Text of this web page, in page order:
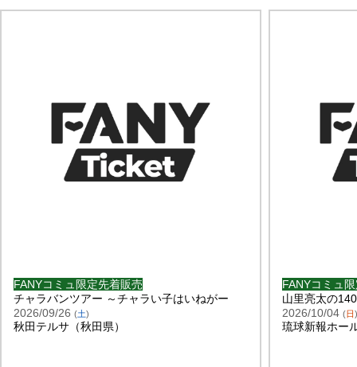
FANYコミュ限定先着販売
チャラバンツアー ～チャラい子はいねがー
2026/09/26 (土)
秋田テルサ（秋田県）
FANYコミュ
山里亮太の
2026/10/04 (日)
琉球新報ホー